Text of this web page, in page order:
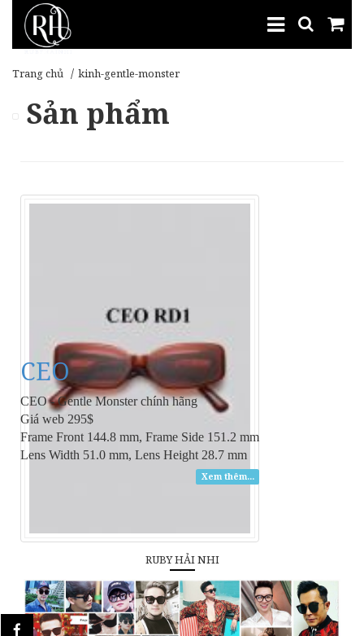
Trang chủ kinh-gentle-monster
Sản phẩm
CEO
CEO - Gentle Monster chính hãng
Giá web 295$
Frame Front 144.8 mm, Frame Side 151.2 mm
Lens Width 51.0 mm, Lens Height 28.7 mm
Xem thêm...
RUBY HẢI NHI